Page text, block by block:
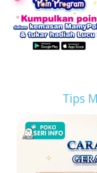
Tips